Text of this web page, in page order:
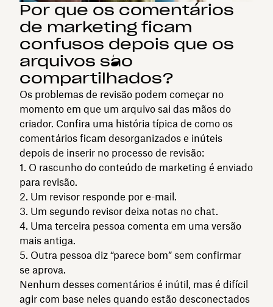
Por que os comentários
de marketing ficam
confusos depois que os
arquivos são
compartilhados?
Os problemas de revisão podem começar no
momento em que um arquivo sai das mãos do
criador. Confira uma história típica de como os
comentários ficam desorganizados e inúteis
depois de inserir no processo de revisão:
O rascunho do conteúdo de marketing é enviado
para revisão.
Um revisor responde por e-mail.
Um segundo revisor deixa notas no chat.
Uma terceira pessoa comenta em uma versão
mais antiga.
Outra pessoa diz “parece bom” sem confirmar
se aprova.
Nenhum desses comentários é inútil, mas é difícil
agir com base neles quando estão desconectados